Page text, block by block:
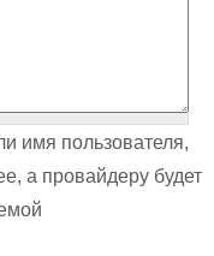
имя пользователя,
а провайдеру будет